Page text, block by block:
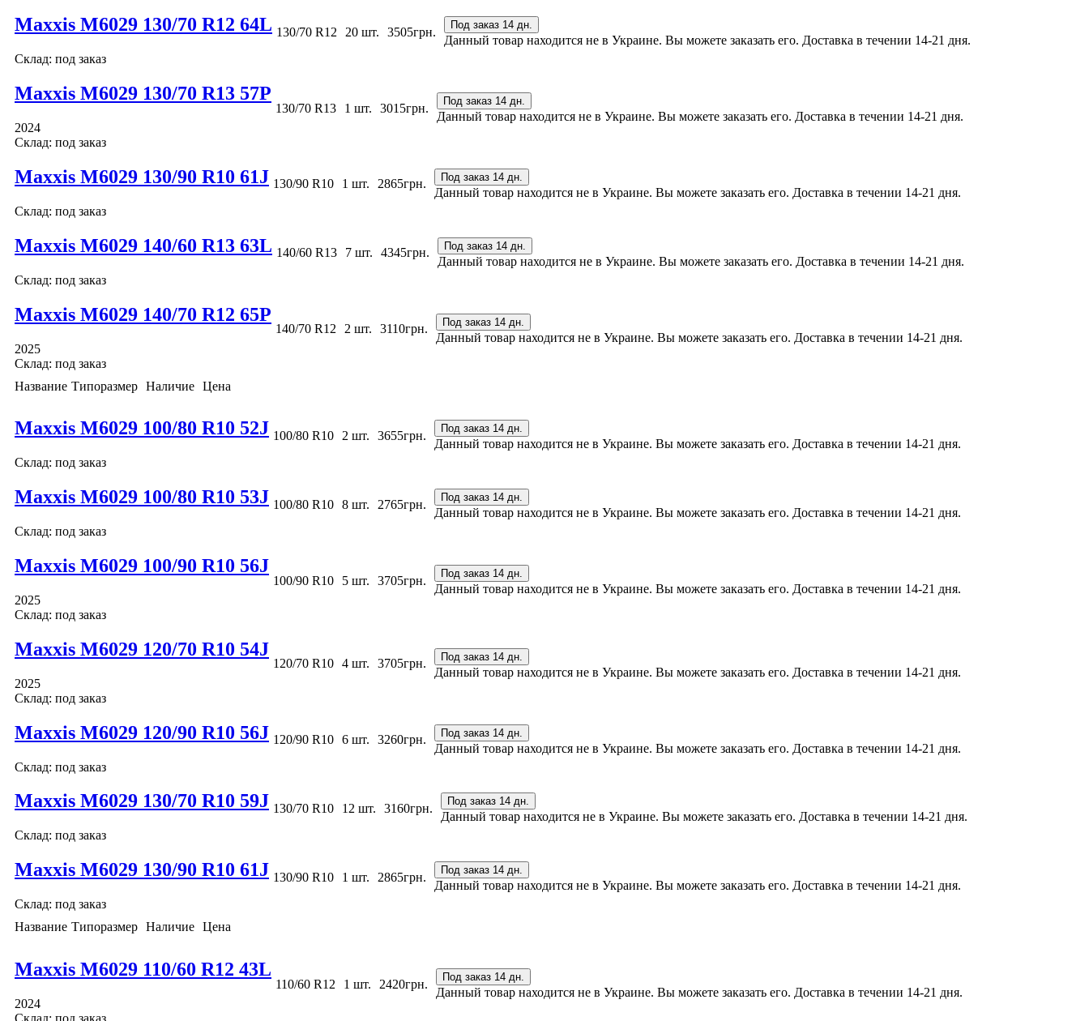
Maxxis M6029 130/70 R12 64L
Склад: под заказ
130/70 R12 20 шт. 3505грн. Под заказ 14 дн.
Данный товар находится не в Украине. Вы можете заказать его. Доставка в течении 14-21 дня.
Maxxis M6029 130/70 R13 57P
2024
Склад: под заказ
130/70 R13 1 шт. 3015грн. Под заказ 14 дн.
Данный товар находится не в Украине. Вы можете заказать его. Доставка в течении 14-21 дня.
Maxxis M6029 130/90 R10 61J
Склад: под заказ
130/90 R10 1 шт. 2865грн. Под заказ 14 дн.
Данный товар находится не в Украине. Вы можете заказать его. Доставка в течении 14-21 дня.
Maxxis M6029 140/60 R13 63L
Склад: под заказ
140/60 R13 7 шт. 4345грн. Под заказ 14 дн.
Данный товар находится не в Украине. Вы можете заказать его. Доставка в течении 14-21 дня.
Maxxis M6029 140/70 R12 65P
2025
Склад: под заказ
140/70 R12 2 шт. 3110грн. Под заказ 14 дн.
Данный товар находится не в Украине. Вы можете заказать его. Доставка в течении 14-21 дня.
Название Типоразмер Наличие Цена
Maxxis M6029 100/80 R10 52J
Склад: под заказ
100/80 R10 2 шт. 3655грн. Под заказ 14 дн.
Данный товар находится не в Украине. Вы можете заказать его. Доставка в течении 14-21 дня.
Maxxis M6029 100/80 R10 53J
Склад: под заказ
100/80 R10 8 шт. 2765грн. Под заказ 14 дн.
Данный товар находится не в Украине. Вы можете заказать его. Доставка в течении 14-21 дня.
Maxxis M6029 100/90 R10 56J
2025
Склад: под заказ
100/90 R10 5 шт. 3705грн. Под заказ 14 дн.
Данный товар находится не в Украине. Вы можете заказать его. Доставка в течении 14-21 дня.
Maxxis M6029 120/70 R10 54J
2025
Склад: под заказ
120/70 R10 4 шт. 3705грн. Под заказ 14 дн.
Данный товар находится не в Украине. Вы можете заказать его. Доставка в течении 14-21 дня.
Maxxis M6029 120/90 R10 56J
Склад: под заказ
120/90 R10 6 шт. 3260грн. Под заказ 14 дн.
Данный товар находится не в Украине. Вы можете заказать его. Доставка в течении 14-21 дня.
Maxxis M6029 130/70 R10 59J
Склад: под заказ
130/70 R10 12 шт. 3160грн. Под заказ 14 дн.
Данный товар находится не в Украине. Вы можете заказать его. Доставка в течении 14-21 дня.
Maxxis M6029 130/90 R10 61J
Склад: под заказ
130/90 R10 1 шт. 2865грн. Под заказ 14 дн.
Данный товар находится не в Украине. Вы можете заказать его. Доставка в течении 14-21 дня.
Название Типоразмер Наличие Цена
Maxxis M6029 110/60 R12 43L
2024
Склад: под заказ
110/60 R12 1 шт. 2420грн. Под заказ 14 дн.
Данный товар находится не в Украине. Вы можете заказать его. Доставка в течении 14-21 дня.